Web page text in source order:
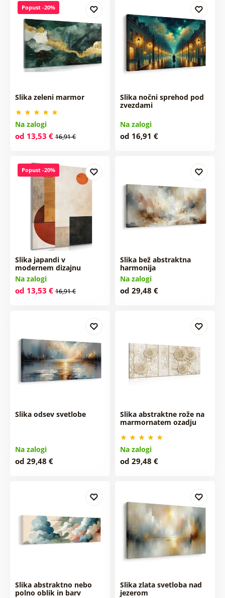
Popust -20%
Slika zeleni marmor
Na zalogi
od 13,53 € 16,91 €
Slika nočni sprehod pod
zvezdami
Na zalogi
od 16,91 €
Popust -20%
Slika japandi v
modernem dizajnu
Na zalogi
od 13,53 € 16,91 €
Slika bež abstraktna
harmonija
Na zalogi
od 29,48 €
Slika odsev svetlobe
Na zalogi
od 29,48 €
Slika abstraktne rože na
marmornatem ozadju
Na zalogi
od 29,48 €
Slika abstraktno nebo
polno oblik in barv
Slika zlata svetloba nad
jezerom